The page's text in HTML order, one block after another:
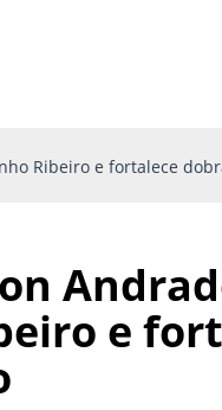
Ribeiro e fortalece
e